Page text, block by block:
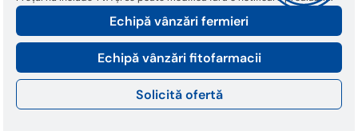
Echipă vânzări fermieri
Echipă vânzări fitofarmacii
Solicită ofertă